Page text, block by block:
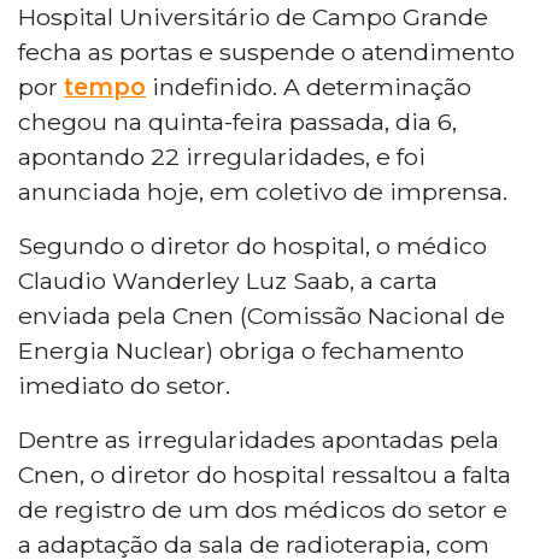
Hospital Universitário de Campo Grande
fecha as portas e suspende o atendimento
por tempo indefinido. A determinação
chegou na quinta-feira passada, dia 6,
apontando 22 irregularidades, e foi
anunciada hoje, em coletivo de imprensa.
Segundo o diretor do hospital, o médico
Claudio Wanderley Luz Saab, a carta
enviada pela Cnen (Comissão Nacional de
Energia Nuclear) obriga o fechamento
imediato do setor.
Dentre as irregularidades apontadas pela
Cnen, o diretor do hospital ressaltou a falta
de registro de um dos médicos do setor e
a adaptação da sala de radioterapia, com